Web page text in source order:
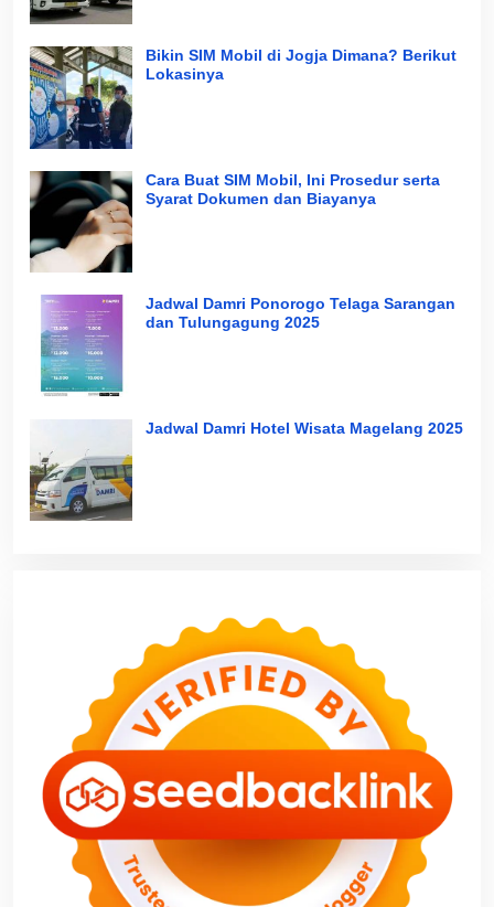
Bikin SIM Mobil di Jogja Dimana? Berikut
Lokasinya
Cara Buat SIM Mobil, Ini Prosedur serta
Syarat Dokumen dan Biayanya
Jadwal Damri Ponorogo Telaga Sarangan
dan Tulungagung 2025
Jadwal Damri Hotel Wisata Magelang 2025